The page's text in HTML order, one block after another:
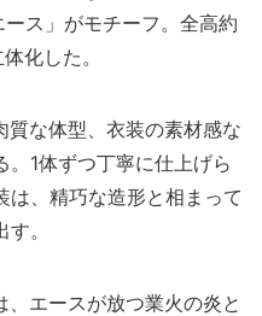
ス」がモチーフ。全高約
化した。
な体型、衣装の素材感な
。1体ずつ丁寧に仕上げら
は、精巧な造形と相まって
。
エースが放つ業火の炎と